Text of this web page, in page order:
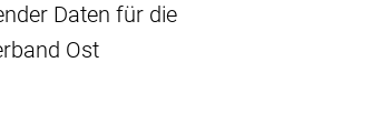
Daten für die
Ost